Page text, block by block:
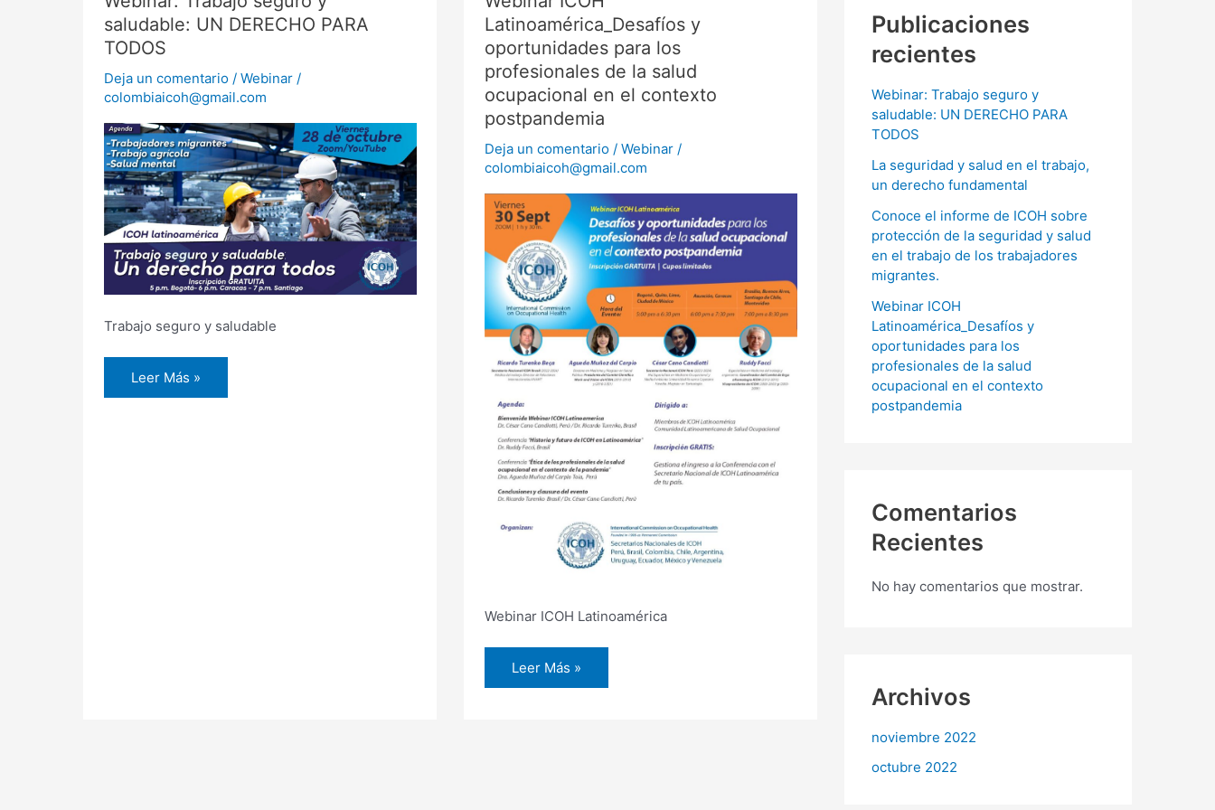
saludable: UN DERECHO PARA
TODOS
Deja un comentario / Webinar/
colombiaicoh@gmail.com
Trabajo seguro y saludable
Trabajo
seguro
y
saludable:
DERECHO
PARA
TODOS
Leer Más »
Latinoamérica_Desafíos y
oportunidades para los
profesionales de la salud
ocupacional en el contexto
postpandemia
Deja un comentario / Webinar/
colombiaicoh@gmail.com
Webinar ICOH Latinoamérica
ICOH
Latinoamérica_Desafíos
y
oportunidades
para
los
profesionales
de
la
salud
ocupacional
en
el
postpandemia
Leer Más »
Publicaciones
recientes
Webinar: Trabajo seguro y
saludable: UN DERECHO PARA
TODOS
La seguridad y salud en el trabajo,
un derecho fundamental
Conoce el informe de ICOH sobre
protección de la seguridad y salud
en el trabajo de los trabajadores
migrantes.
Webinar ICOH
Latinoamérica_Desafíos y
oportunidades para los
profesionales de la salud
ocupacional en el contexto
postpandemia
Comentarios
Recientes
No hay comentarios que mostrar.
Archivos
noviembre 2022
octubre 2022